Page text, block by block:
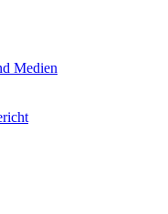
Medien